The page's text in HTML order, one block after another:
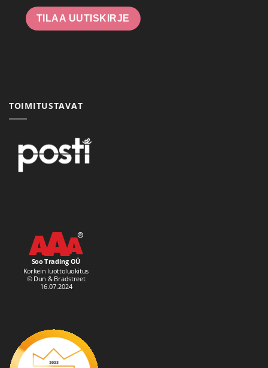
TILAA UUTISKIRJE
TOIMITUSTAVAT